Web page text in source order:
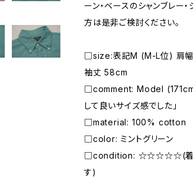
ーン・ベースのシャンブレー
方は是非ご検討ください。
□size:表記M (M-L位) 肩
袖丈 58cm
□comment: Model (171cm/
して良いサイズ感でした」
□material: 100% cotton
□color: ミントグリーン
□condition: ☆☆☆☆☆(着用
す)